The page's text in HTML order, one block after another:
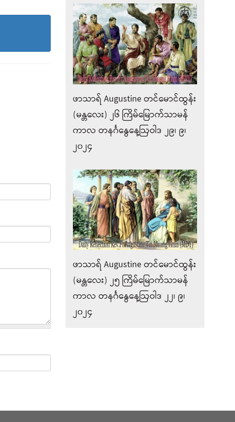
ဖာသာရ် Augustine တင်မောင်ထွန်း
(မန္တလေး) ၂၆ ကြိမ်မြောက်သာမန်
ကာလ တနင်္ဂနွေနေ့ဩဝါဒ ၂၉၊ ၉၊
၂၀၂၄
ဖာသာရ် Augustine တင်မောင်ထွန်း
(မန္တလေး) ၂၅ ကြိမ်မြောက်သာမန်
ကာလ တနင်္ဂနွေနေ့ဩဝါဒ ၂၂၊ ၉၊
၂၀၂၄